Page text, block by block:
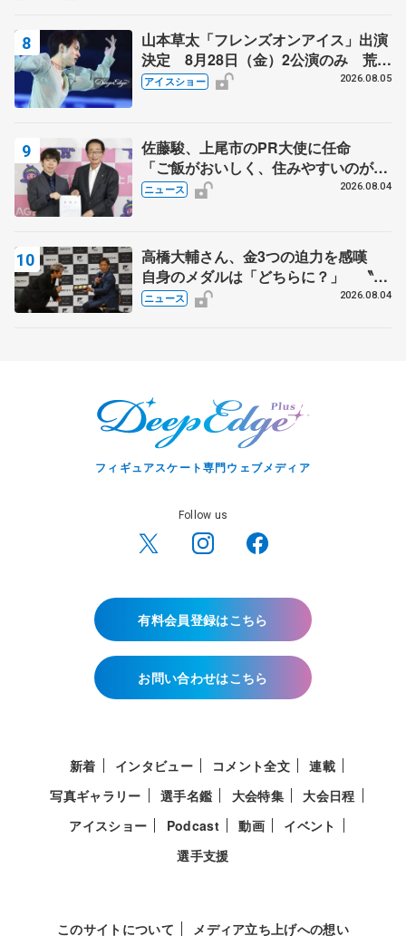
山本草太「フレンズオンアイス」出演
決定 8月28日（金）2公演のみ 荒川
静香さんプロデュース、20周年のアイ
アイスショー 2026.08.05
佐藤駿、上尾市のPR大使に任命
「ご飯がおいしく、住みやすいのが魅
力」
ニュース 2026.08.04
高橋大輔さん、金3つの迫力を感嘆
自身のメダルは「どちらに？」 〝リ
ス兄弟〟オリンピック3連覇の野村忠
ニュース 2026.08.04
フィギュアスケート専門ウェブメディア
Follow us
有料会員登録はこちら
お問い合わせはこちら
新着 インタビュー コメント全文
連載
写真ギャラリー
選手名鑑 大会特集
大会日程
アイスショー
Podcast 動画
イベント
選手支援
このサイトについて メディア立ち上げへの想い